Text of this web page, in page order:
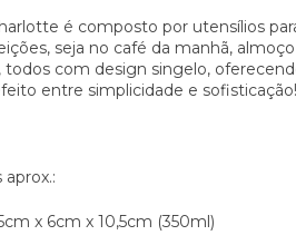
é composto por utensílios
seja no café da manhã,
todos com design singelo,
entre simplicidade e sofisticação!
x 6cm x 10,5cm (350ml)